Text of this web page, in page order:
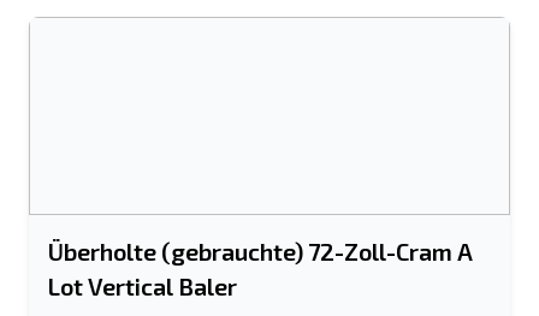
Überholte (gebrauchte) 72-Zoll-Cram A
Lot Vertical Baler